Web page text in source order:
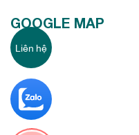
GOOGLE MAP
Liên hệ